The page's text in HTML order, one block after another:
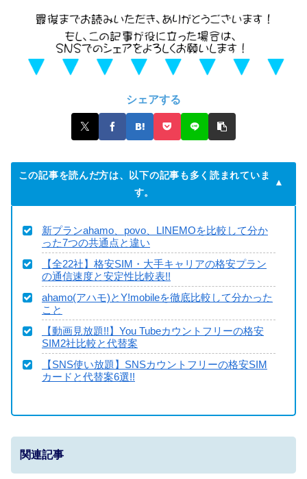
シェアする
この記事を読んだ方は、以下の記事も多く読まれていま
す。
新プランahamo、povo、LINEMOを比較して分か
った7つの共通点と違い
【全22社】格安SIM・大手キャリアの格安プラン
の通信速度と安定性比較表!!
ahamo(アハモ)とY!mobileを徹底比較して分かった
こと
【動画見放題!!】You Tubeカウントフリーの格安
SIM2社比較と代替案
【SNS使い放題】SNSカウントフリーの格安SIM
カードと代替案6選!!
関連記事